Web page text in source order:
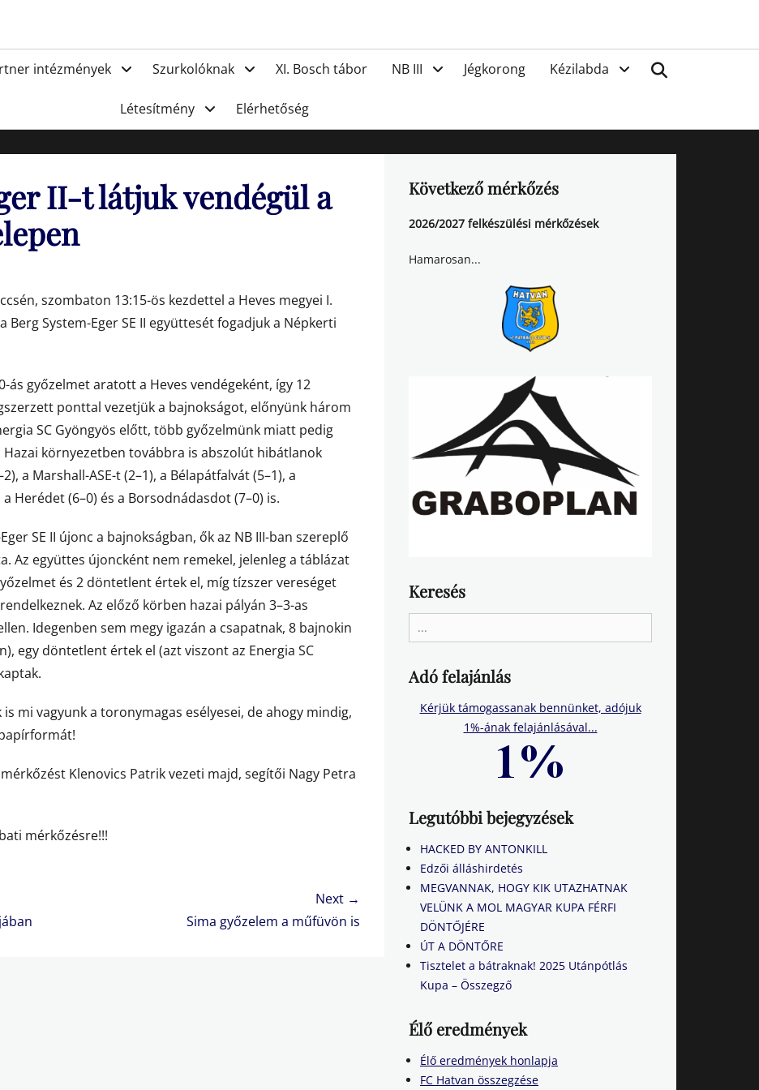
FC Hatvan
intézmények Szurkolóknak XI. Bosch tábor NB III Jégkorong Kézilabda
Létesítmény Elérhetőség
II-t látjuk vendégül a
szombaton 13:15-ös kezdettel a Heves megyei I.
System-Eger SE II együttesét fogadjuk a Népkerti
ás győzelmet aratott a Heves vendégeként, így 12
ponttal vezetjük a bajnokságot, előnyünk három
SC Gyöngyös előtt, több győzelmünk miatt pedig
környezetben továbbra is abszolút hibátlanok
a Marshall-ASE-t (2–1), a Bélapátfalvát (5–1), a
Herédet (6–0) és a Borsodnádasdot (7–0) is.
SE II újonc a bajnokságban, ők az NB III-ban szereplő
Az együttes újoncként nem remekel, jelenleg a táblázat
és 2 döntetlent értek el, míg tízszer vereséget
Az előző körben hazai pályán 3–3-as
Idegenben sem megy igazán a csapatnak, 8 bajnokin
egy döntetlent értek el (azt viszont az Energia SC
mi vagyunk a toronymagas esélyesei, de ahogy mindig,
mérkőzést Klenovics Patrik vezeti majd, segítői Nagy Petra
mérkőzésre!!!
Next →
Sima győzelem a műfüvön is
Következő mérkőzés
2026/2027 felkészülési mérkőzések
Hamarosan...
Keresés
for:
Adó felajánlás
Kérjük támogassanak bennünket, adójuk
1%-ának felajánlásával...
Legutóbbi bejegyzések
HACKED BY ANTONKILL
Edzői álláshirdetés
MEGVANNAK, HOGY KIK UTAZHATNAK
VELÜNK A MOL MAGYAR KUPA FÉRFI
DÖNTŐJÉRE
ÚT A DÖNTŐRE
Tisztelet a bátraknak! 2025 Utánpótlás
Kupa – Összegző
Élő eredmények
Élő eredmények honlapja
FC Hatvan összegzése